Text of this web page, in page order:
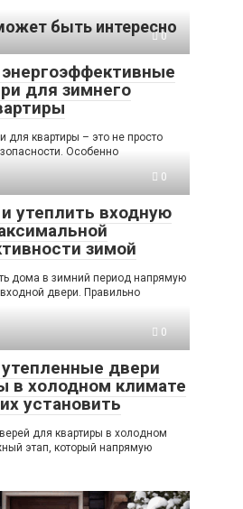
быть интересно
0
для зимнего
для квартиры – это не просто
Особенно
0
утеплить входную
зимой
дома в зимний период напрямую
двери. Правильно
0
двери
в холодном климате
установить
для квартиры в холодном
этап, который напрямую